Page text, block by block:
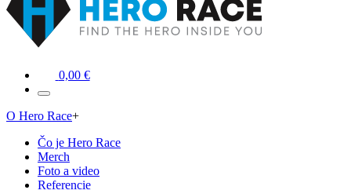
0,00 €
O Hero Race+
Čo je Hero Race
Merch
Foto a video
Referencie